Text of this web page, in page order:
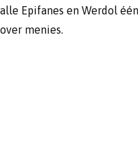
alle Epifanes en Werdol
over menies.